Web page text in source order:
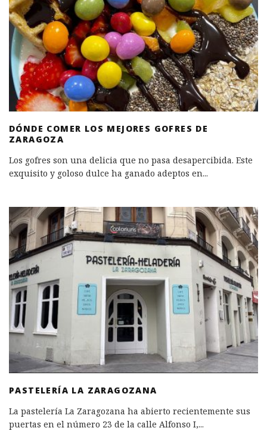
DÓNDE COMER LOS MEJORES GOFRES DE
ZARAGOZA
Los gofres son una delicia que no pasa desapercibida. Este
exquisito y goloso dulce ha ganado adeptos en...
PASTELERÍA LA ZARAGOZANA
La pastelería La Zaragozana ha abierto recientemente sus
puertas en el número 23 de la calle Alfonso I,...